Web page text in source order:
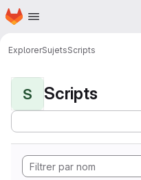
Passer au contenu principal
Page d'accueil
ExplorerSujetsScripts
S Scripts